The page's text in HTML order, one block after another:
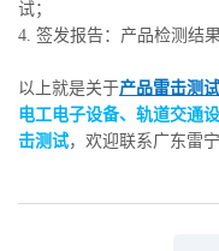
试；
4. 签发报告：产品检测结
以上就是关于产品雷击测
电工电子设备、轨道交通
击测试，欢迎联系广东雷